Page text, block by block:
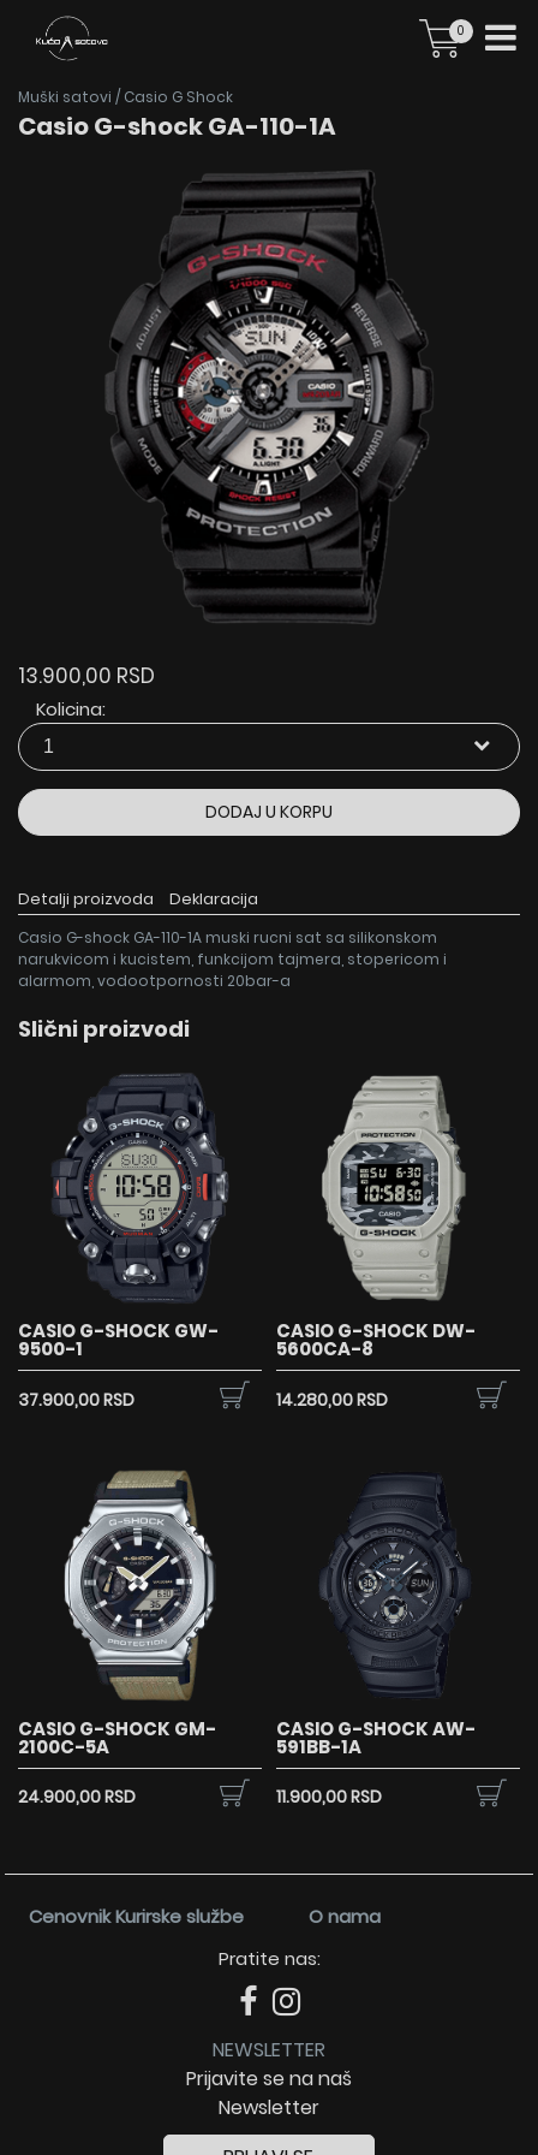
0
Muški satovi / Casio G Shock
Casio G-shock GA-110-1A
13.900,00 RSD
Kolicina:
DODAJ U KORPU
Detalji proizvoda Deklaracija
Casio G-shock GA-110-1A muski rucni sat sa silikonskom
narukvicom i kucistem, funkcijom tajmera, stopericom i
alarmom, vodootpornosti 20bar-a
Slični proizvodi
CASIO G-SHOCK GW-
9500-1
37.900,00 RSD
CASIO G-SHOCK DW-
5600CA-8
14.280,00 RSD
CASIO G-SHOCK GM-
2100C-5A
24.900,00 RSD
CASIO G-SHOCK AW-
591BB-1A
11.900,00 RSD
Cenovnik Kurirske službe
O nama
Pratite nas:
NEWSLETTER
Prijavite se na naš
Newsletter